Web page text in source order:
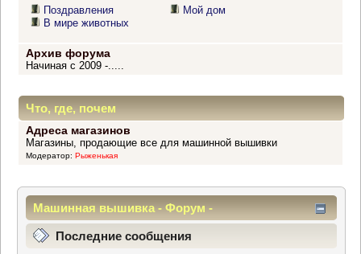
Поздравления
В мире животных
Мой дом
Архив форума
Начиная с 2009 -.....
Что, где, почем
Адреса магазинов
Магазины, продающие все для машинной вышивки
Модератор: Рыженькая
Машинная вышивка - Форум -
Информационный центр
Последние сообщения